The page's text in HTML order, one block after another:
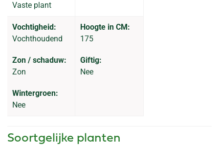
Vaste plant
Vochtigheid:
Vochthoudend
Zon / schaduw:
Zon
Wintergroen:
Nee
Hoogte in CM:
175
Giftig:
Nee
Soortgelijke planten